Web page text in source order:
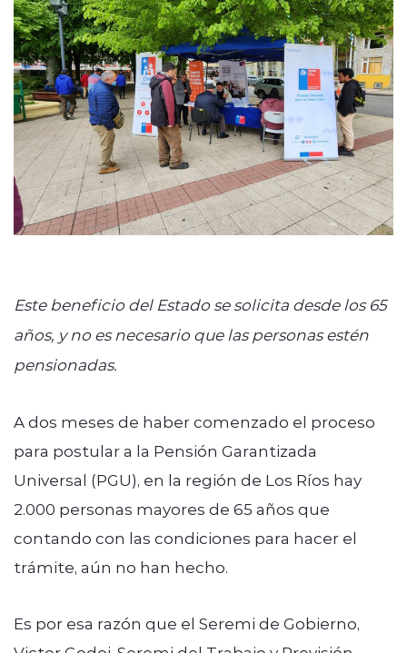
Este beneficio del Estado se solicita desde los 65
años, y no es necesario que las personas estén
pensionadas.
A dos meses de haber comenzado el proceso
para postular a la Pensión Garantizada
Universal (PGU), en la región de Los Ríos hay
2.000 personas mayores de 65 años que
contando con las condiciones para hacer el
trámite, aún no han hecho.
Es por esa razón que el Seremi de Gobierno,